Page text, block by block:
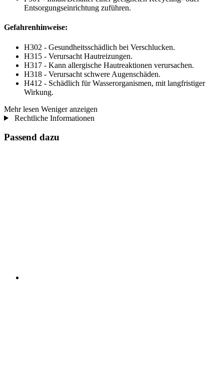
Entsorgungseinrichtung zuführen.
Gefahrenhinweise:
H302 - Gesundheitsschädlich bei Verschlucken.
H315 - Verursacht Hautreizungen.
H317 - Kann allergische Hautreaktionen verursachen.
H318 - Verursacht schwere Augenschäden.
H412 - Schädlich für Wasserorganismen, mit langfristiger
Wirkung.
Mehr lesen Weniger anzeigen
Rechtliche Informationen
Passend dazu